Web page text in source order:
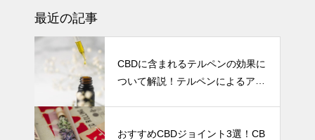
BDジョイントの使い方を解説！
｜効果や使い方まで徹底解説！
最近の記事
CBDに含まれるテルペンの効果に
ついて解説！テルペンによるアン
おすすめCBDジョイント3選！CB